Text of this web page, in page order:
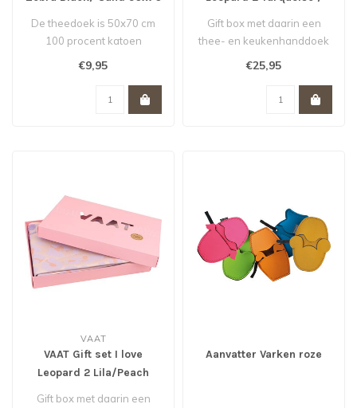
De theedoek is 50x70 cm
100 procent katoen
€9,95
Gift box met daarin een
thee- en keukenhanddoek
€25,95
VAAT
VAAT Gift set I love
Leopard 2 Lila/Peach
Gift box met daarin een
Aanvatter Varken roze